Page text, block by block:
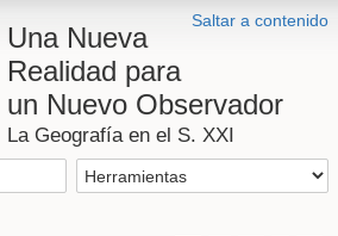
Saltar a contenido
Una Nueva
Realidad para
un Nuevo Observador
La Geografía en el S. XXI